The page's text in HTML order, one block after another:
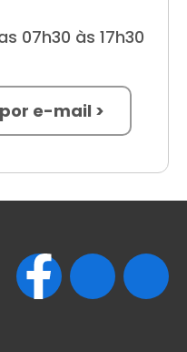
07h30 às 17h30
e-mail >